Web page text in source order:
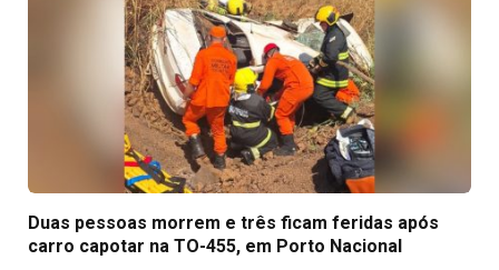
Duas pessoas morrem e três ficam feridas após
carro capotar na TO-455, em Porto Nacional